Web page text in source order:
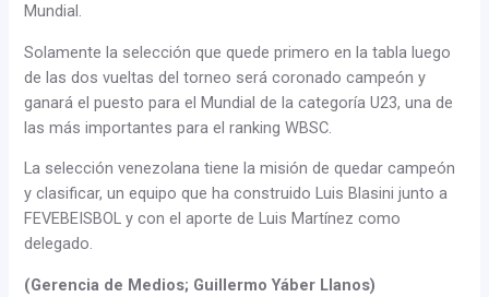
Mundial.
Solamente la selección que quede primero en la tabla luego
de las dos vueltas del torneo será coronado campeón y
ganará el puesto para el Mundial de la categoría U23, una de
las más importantes para el ranking WBSC.
La selección venezolana tiene la misión de quedar campeón
y clasificar, un equipo que ha construido Luis Blasini junto a
FEVEBEISBOL y con el aporte de Luis Martínez como
delegado.
(Gerencia de Medios; Guillermo Yáber Llanos)